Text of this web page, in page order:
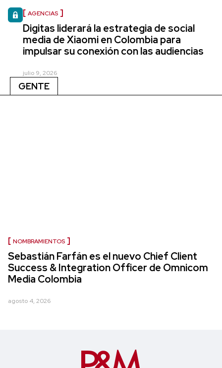
AGENCIAS
Digitas liderará la estrategia de social
media de Xiaomi en Colombia para
impulsar su conexión con las audiencias
julio 9, 2026
GENTE
NOMBRAMIENTOS
Sebastián Farfán es el nuevo Chief Client
Success & Integration Officer de Omnicom
Media Colombia
agosto 4, 2026